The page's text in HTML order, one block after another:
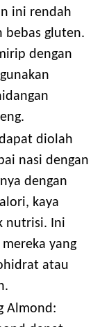
ini rendah
bebas gluten.
dengan
diolah
nasi dengan
dengan
kaya
nutrisi. Ini
yang
atau
Almond: